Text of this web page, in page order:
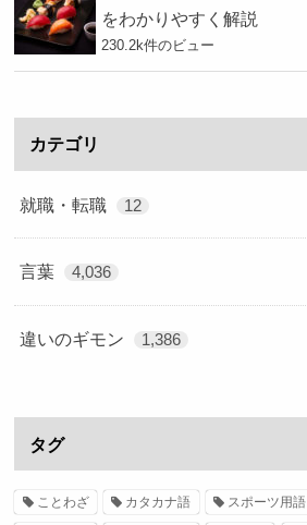
をわかりやすく解説
230.2k件のビュー
カテゴリ
就職・転職 12
言葉 4,036
違いのギモン 1,386
タグ
ことわざ カタカナ語 スポーツ用語